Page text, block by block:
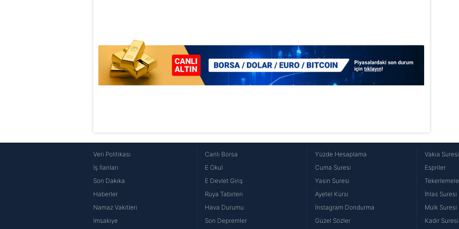
Veri Politikası
İş İlanları
Son Dakika
Haberler
Namaz Vakitleri
İmsakiye
Canlı Borsa
E Okul
E Devlet Giriş
Rüya Tabirleri
Hava Durumu
Son Depremler
Yüzde Hesaplama
Cuma Suresi
Yasin Suresi
Ayetel Kürsi
İnstagram Dondurma
Güzel Sözler
Vakıa Suresi
Espriler
İhlas Suresi
Mülk Suresi
Kadir Suresi